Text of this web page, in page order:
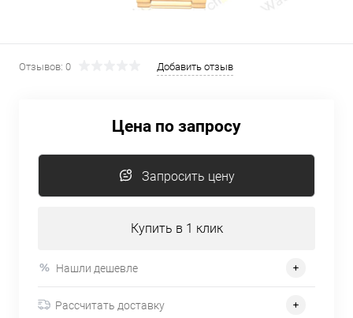
Отзывов: 0 Добавить отзыв
Цена по запросу
Запросить цену
Купить в 1 клик
Нашли дешевле
Рассчитать доставку